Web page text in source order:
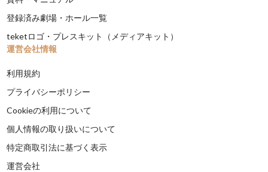
登録済み劇場・ホール一覧
teketロゴ・プレスキット（メディアキット）
運営会社情報
利用規約
プライバシーポリシー
Cookieの利用について
個人情報の取り扱いについて
特定商取引法に基づく表示
運営会社